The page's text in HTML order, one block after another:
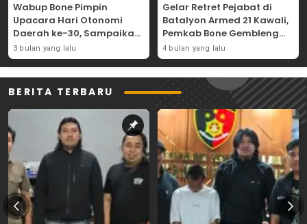
Wabup Bone Pimpin
Upacara Hari Otonomi
Daerah ke-30, Sampaikan
Amanat Mendagri
Wujudkan Asta Cita
3 bulan yang lalu
Gelar Retret Pejabat di
Batalyon Armed 21 Kawali,
Pemkab Bone Gembleng
Kedisiplinan Camat dan
Pimpinan OPD
4 bulan yang lalu
BERITA TERBARU